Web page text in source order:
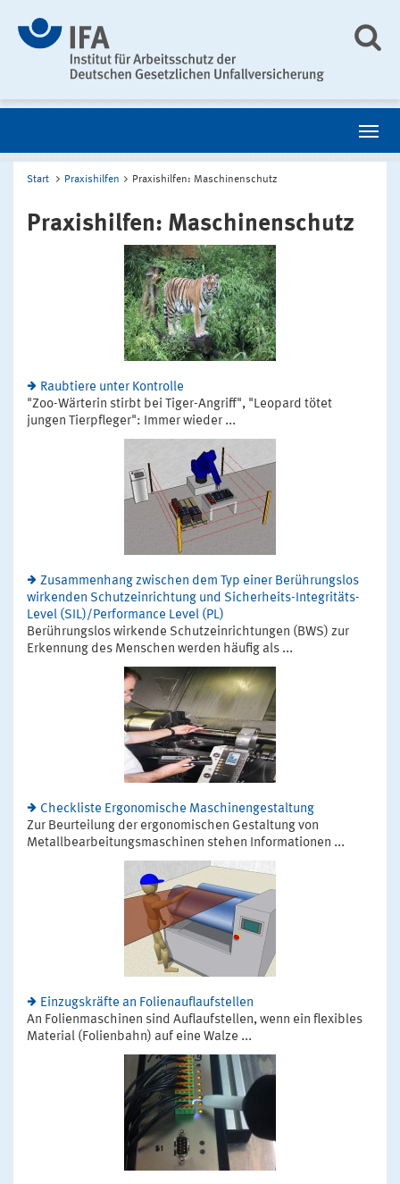
Start Praxishilfen Praxishilfen: Maschinenschutz
Praxishilfen: Maschinenschutz
Raubtiere unter Kontrolle
"Zoo-Wärterin stirbt bei Tiger-Angriff", "Leopard tötet
jungen Tierpfleger": Immer wieder ...
Zusammenhang zwischen dem Typ einer Berührungslos
wirkenden Schutzeinrichtung und Sicherheits-Integritäts-
Level (SIL)/Performance Level (PL)
Berührungslos wirkende Schutzeinrichtungen (BWS) zur
Erkennung des Menschen werden häufig als ...
Checkliste Ergonomische Maschinengestaltung
Zur Beurteilung der ergonomischen Gestaltung von
Metallbearbeitungsmaschinen stehen Informationen ...
Einzugskräfte an Folienauflaufstellen
An Folienmaschinen sind Auflaufstellen, wenn ein flexibles
Material (Folienbahn) auf eine Walze ...